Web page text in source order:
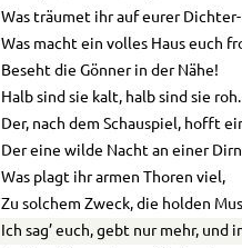
Was träumet ihr auf eurer
Was macht ein volles Haus euch
Beseht die Gönner in der Nähe!
Halb sind sie kalt, halb sind sie roh.
Der, nach dem Schauspiel, hofft
Der eine wilde Nacht an einer
Was plagt ihr armen Thoren viel,
Zu solchem Zweck, die holden
Ich sag’ euch, gebt nur mehr, und